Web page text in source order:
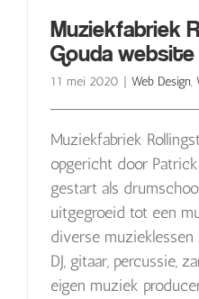
Muziekfabriek
Gouda website
11 mei 2020 | Web Design,
Muziekfabriek
opgericht door
gestart als
uitgegroeid tot een
diverse muzieklessen
DJ, gitaar, percussie,
eigen muziek